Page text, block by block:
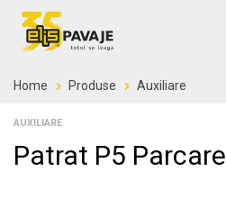
Home Produse Auxiliare
AUXILIARE
Patrat P5 Parcare